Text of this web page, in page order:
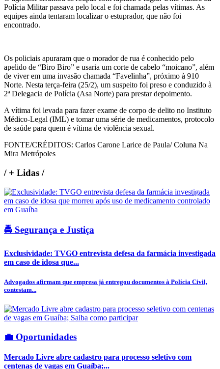
Polícia Militar passava pelo local e foi chamada pelas vítimas. As
equipes ainda tentaram localizar o estuprador, que não foi
encontrado.
Os policiais apuraram que o morador de rua é conhecido pelo
apelido de “Biro Biro” e usaria um corte de cabelo “moicano”, além
de viver em uma invasão chamada “Favelinha”, próximo à 910
Norte. Nesta terça-feira (25/2), um suspeito foi preso e conduzido à
2ª Delegacia de Polícia (Asa Norte) para prestar depoimento.
A vítima foi levada para fazer exame de corpo de delito no Instituto
Médico-Legal (IML) e tomar uma série de medicamentos, protocolo
de saúde para quem é vítima de violência sexual.
FONTE/CRÉDITOS: Carlos Carone Larice de Paula/ Coluna Na
Mira Metrópoles
/+ Lidas /
🚔 Segurança e Justiça
Exclusividade: TVGO entrevista defesa da farmácia investigada
em caso de idosa que...
Advogados afirmam que empresa já entregou documentos à Polícia Civil,
contestam...
💼 Oportunidades
Mercado Livre abre cadastro para processo seletivo com
centenas de vagas em Guaíba;...